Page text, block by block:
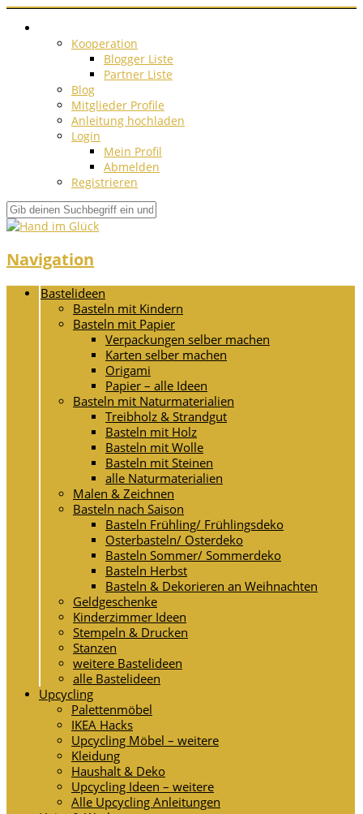
Kooperation
Blogger Liste
Partner Liste
Blog
Mitglieder Profile
Anleitung hochladen
Login
Mein Profil
Abmelden
Registrieren
Navigation
Bastelideen
Basteln mit Kindern
Basteln mit Papier
Verpackungen selber machen
Karten selber machen
Origami
Papier – alle Ideen
Basteln mit Naturmaterialien
Treibholz & Strandgut
Basteln mit Holz
Basteln mit Wolle
Basteln mit Steinen
alle Naturmaterialien
Malen & Zeichnen
Basteln nach Saison
Basteln Frühling/ Frühlingsdeko
Osterbasteln/ Osterdeko
Basteln Sommer/ Sommerdeko
Basteln Herbst
Basteln & Dekorieren an Weihnachten
Geldgeschenke
Kinderzimmer Ideen
Stempeln & Drucken
Stanzen
weitere Bastelideen
alle Bastelideen
Upcycling
Palettenmöbel
IKEA Hacks
Upcycling Möbel – weitere
Kleidung
Haushalt & Deko
Upcycling Ideen – weitere
Alle Upcycling Anleitungen